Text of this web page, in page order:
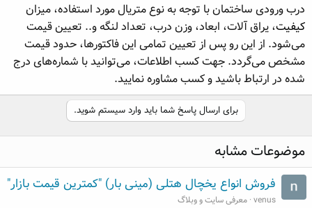
درب ورودی ساختمان با توجه به نوع متریال مورد استفاده، میزان
کیفیت، یراق آلات، ابعاد، وزن درب، تعداد لنگه و.. تعیین قیمت
می‌شود. از این رو پس از تعیین تمامی این فاکتورها، حدود قیمت
مشخص می‌گردد. جهت کسب اطلاعات، می‌توانید با شماره‌های درج
شده در ارتباط باشید و کسب مشاوره نمایید.
برای ارسال پاسخ شما باید وارد سیستم شوید.
موضوعات مشابه
فروش انواع یخچال هتلی (مینی بار) "کمترین قیمت بازار"
venus معرفی سایت و وبلاگ